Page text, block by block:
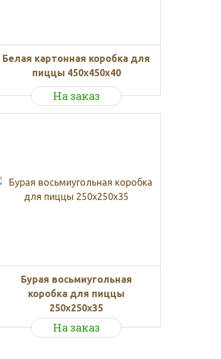
Белая картонная коробка для
пиццы 450x450x40
На заказ
Бурая восьмиугольная
коробка для пиццы
250x250x35
На заказ